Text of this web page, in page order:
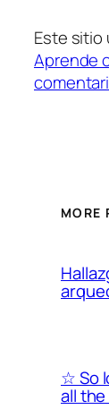
Este sitio
Aprende
MORE
☆ So
all